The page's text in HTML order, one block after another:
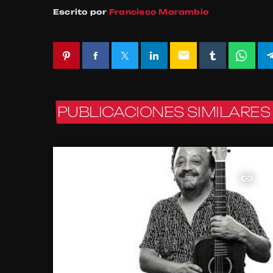
Escrito por Francisco Marambio
email
PUBLICACIONES SIMILARES
insert_link